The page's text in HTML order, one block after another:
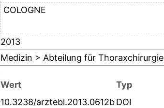
COLOGNE
2013
Medizin > Abteilung für Thoraxchirurgie
Wert
Typ
10.3238/arztebl.2013.0612bDOI